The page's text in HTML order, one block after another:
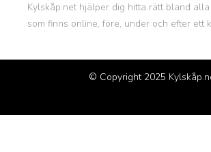
Kylskåp.net hjälper dig hitta rätt bland
som finns online, före, under och efter ett
© Copyright 2025